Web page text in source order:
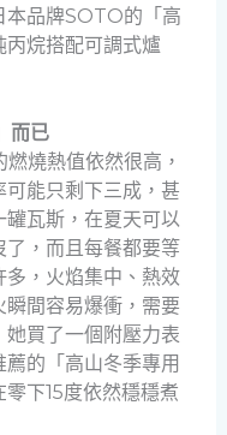
本品牌SOTO的「高
烷搭配可調式爐
而已
燒熱值依然很高，
能只剩下三成，甚
罐瓦斯，在夏天可以
，而且每餐都要等
，火焰集中、熱效
間容易爆衝，需要
買了一個附壓力表
的「高山冬季專用
下15度依然穩穩煮